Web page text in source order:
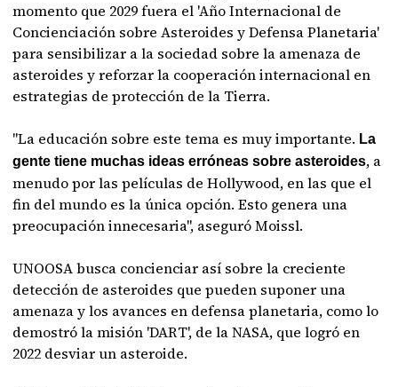
momento que 2029 fuera el 'Año Internacional de
Concienciación sobre Asteroides y Defensa Planetaria'
para sensibilizar a la sociedad sobre la amenaza de
asteroides y reforzar la cooperación internacional en
estrategias de protección de la Tierra.
"La educación sobre este tema es muy importante. La
gente tiene muchas ideas erróneas sobre asteroides, a
menudo por las películas de Hollywood, en las que el
fin del mundo es la única opción. Esto genera una
preocupación innecesaria", aseguró Moissl.
UNOOSA busca concienciar así sobre la creciente
detección de asteroides que pueden suponer una
amenaza y los avances en defensa planetaria, como lo
demostró la misión 'DART', de la NASA, que logró en
2022 desviar un asteroide.